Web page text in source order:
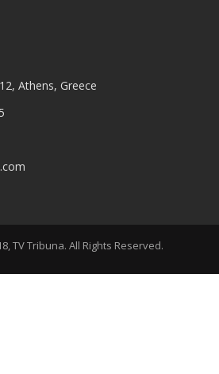
Athens, Greece
TV Tribuna. All Rights Reserved.